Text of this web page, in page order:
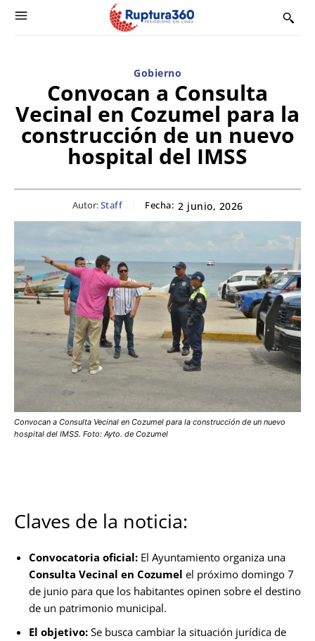
Gobierno
Convocan a Consulta
Vecinal en Cozumel para la
construcción de un nuevo
hospital del IMSS
Autor:Staff Fecha: 2 junio, 2026
Convocan a Consulta Vecinal en Cozumel para la construcción de un nuevo
hospital del IMSS. Foto: Ayto. de Cozumel
Claves de la noticia:
Convocatoria oficial: El Ayuntamiento organiza una
Consulta Vecinal en Cozumel el próximo domingo 7
de junio para que los habitantes opinen sobre el destino
de un patrimonio municipal.
El objetivo: Se busca cambiar la situación jurídica de